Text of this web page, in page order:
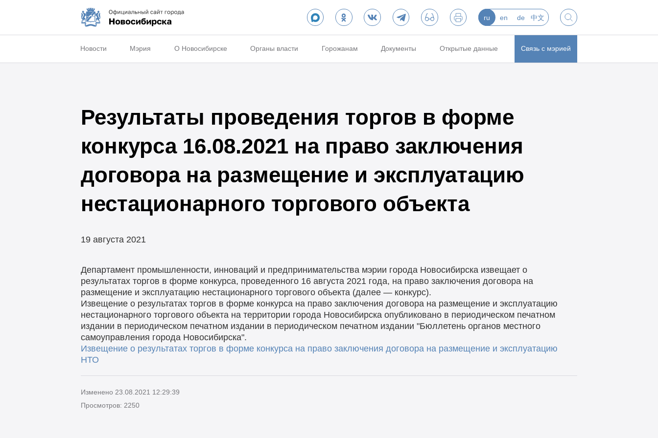
ru en de 中文
Новости Мэрия О Новосибирске Органы власти Горожанам Документы Открытые данные Связь с мэрией
Результаты проведения торгов в форме
конкурса 16.08.2021 на право заключения
договора на размещение и эксплуатацию
нестационарного торгового объекта
19 августа 2021
Департамент промышленности, инноваций и предпринимательства мэрии города Новосибирска извещает о
результатах торгов в форме конкурса, проведенного 16 августа 2021 года, на право заключения договора на
размещение и эксплуатацию нестационарного торгового объекта (далее — конкурс).
Извещение о результатах торгов в форме конкурса на право заключения договора на размещение и эксплуатацию
нестационарного торгового объекта на территории города Новосибирска опубликовано в периодическом печатном
издании в периодическом печатном издании в периодическом печатном издании "Бюллетень органов местного
самоуправления города Новосибирска".
Извещение о результатах торгов в форме конкурса на право заключения договора на размещениеи эксплуатацию
НТО
Изменено 23.08.2021 12:29:39
Просмотров: 2250